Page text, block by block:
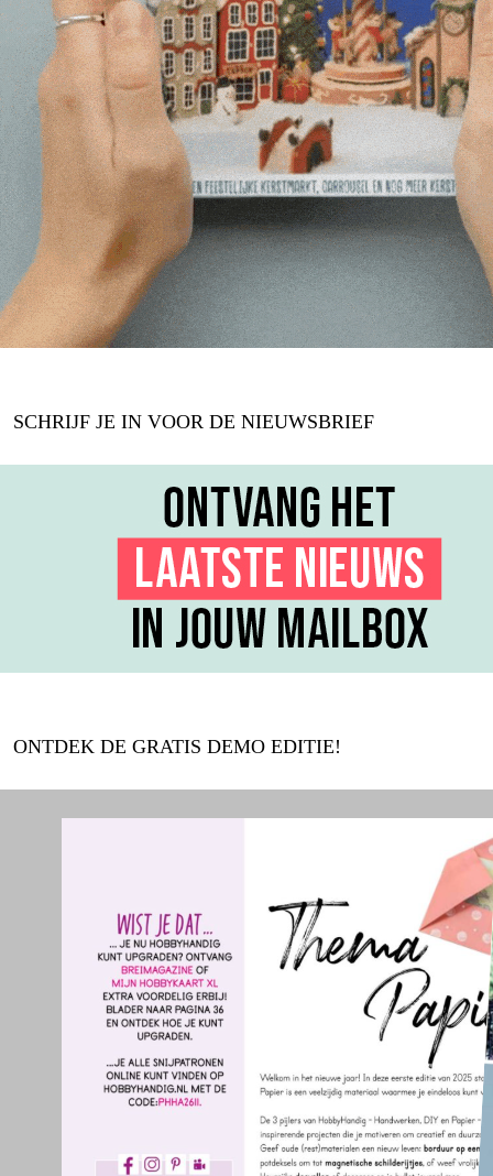
SCHRIJF JE IN VOOR DE NIEUWSBRIEF
ONTDEK DE GRATIS DEMO EDITIE!